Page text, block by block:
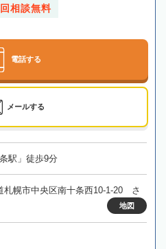
相談無料
電話する
メールする
駅」徒歩9分
札幌市中央区南十条西10-1-20 さ
地図